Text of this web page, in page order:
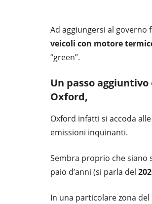
Ad aggiungersi al governo
veicoli con motore
“green”.
Un passo
Oxford,
Oxford infatti si accoda
emissioni inquinanti.
Sembra proprio che siano
paio d’anni (si parla del
In una particolare zona